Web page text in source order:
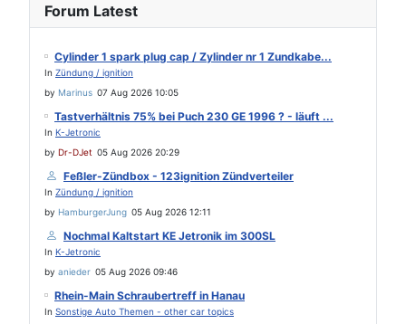
Forum Latest
Cylinder 1 spark plug cap / Zylinder nr 1 Zundkabe...
In Zündung / ignition
by Marinus 07 Aug 2026 10:05
Tastverhältnis 75% bei Puch 230 GE 1996 ? - läuft ...
In K-Jetronic
by Dr-DJet 05 Aug 2026 20:29
Feßler-Zündbox - 123ignition Zündverteiler
In Zündung / ignition
by HamburgerJung 05 Aug 2026 12:11
Nochmal Kaltstart KE Jetronik im 300SL
In K-Jetronic
by anieder 05 Aug 2026 09:46
Rhein-Main Schraubertreff in Hanau
In Sonstige Auto Themen - other car topics